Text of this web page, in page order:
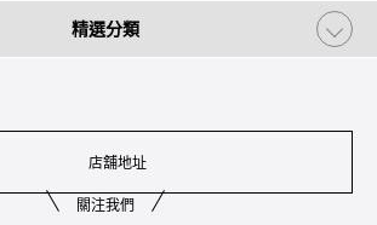
精選分類
店舖地址
關注我們